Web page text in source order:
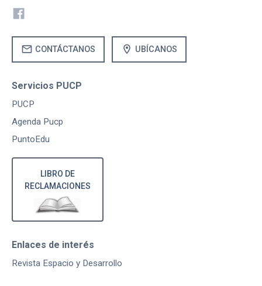
mail CONTÁCTANOS location_on UBÍCANOS
Servicios PUCP
PUCP
Agenda Pucp
PuntoEdu
LIBRO DE
RECLAMACIONES
Enlaces de interés
Revista Espacio y Desarrollo